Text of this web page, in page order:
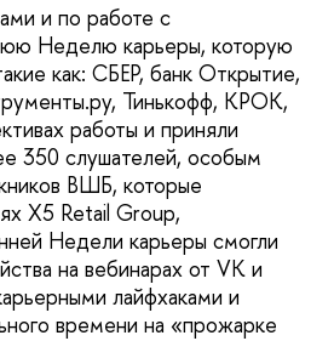
и по работе с
Неделю карьеры, которую
как: СБЕР, банк Открытие,
Тинькофф, КРОК,
работы и приняли
350 слушателей, особым
ВШБ, которые
Х5 Retail Group,
Недели карьеры смогли
на вебинарах от VK и
лайфхаками и
времени на «прожарке